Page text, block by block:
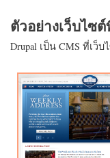
ตัวอย่างเว็บไซ
Drupal เป็น CMS ที่เว็